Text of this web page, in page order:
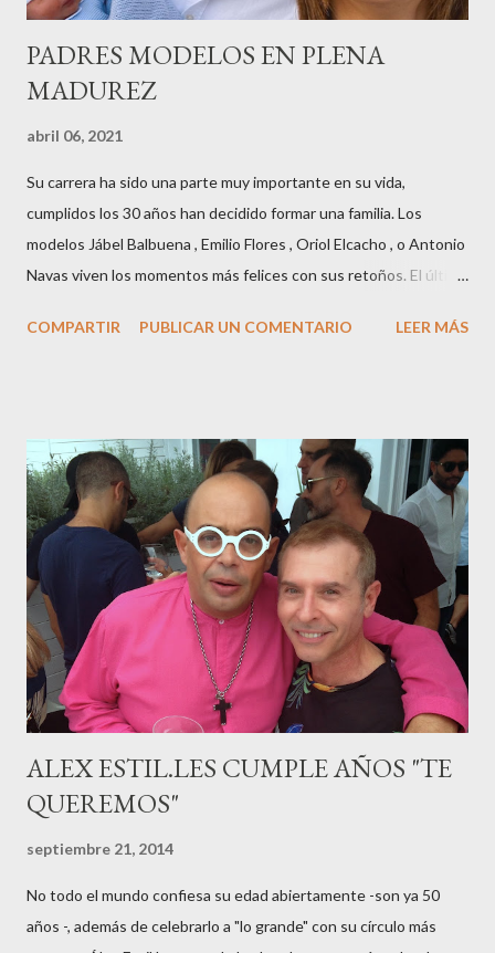
PADRES MODELOS EN PLENA
MADUREZ
abril 06, 2021
Su carrera ha sido una parte muy importante en su vida,
cumplidos los 30 años han decidido formar una familia. Los
modelos Jábel Balbuena , Emilio Flores , Oriol Elcacho , o Antonio
Navas viven los momentos más felices con sus retoños. El último
M ateo nació en Barcelona hace poco más de una semana. El top
haciéndole padre de un precioso niño. Marta ha sido toda una
campeona, durante los primeros 3 meses de embarazo tuvo que
guardar reposo debido a un síndrome llamado
“hiperemesisgravídica”.Pasados los meses fatídicos de
gestación Marta tiró adelante con el embarazo, ahora es una
mamá feliz. Otro de los modelos que ha sido padre este año ha
sido el madrileño, Emilio Flores , el top que desfiló en las mejores
pasarelas ...
COMPARTIR PUBLICAR UN COMENTARIO LEER MÁS
ALEX ESTIL.LES CUMPLE AÑOS "TE
QUEREMOS"
septiembre 21, 2014
No todo el mundo confiesa su edad abiertamente -son ya 50
años -, además de celebrarlo a "lo grande" con su círculo más